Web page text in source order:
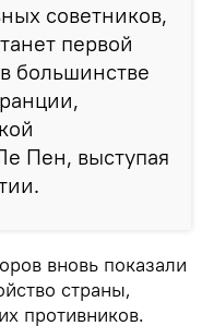
советников,
первой
большинстве
Пен, выступая
вновь показали
страны,
противников.